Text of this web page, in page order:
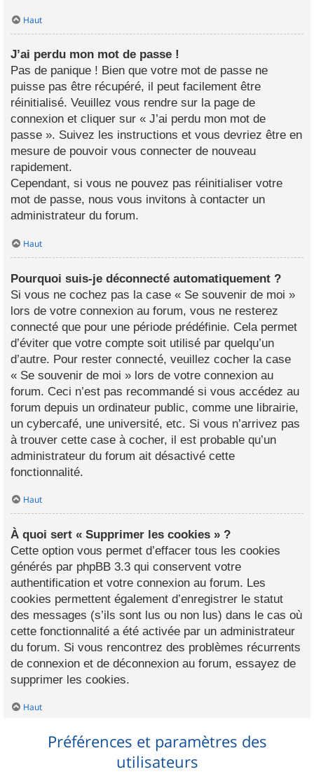
Haut
J’ai perdu mon mot de passe !
Pas de panique ! Bien que votre mot de passe ne
puisse pas être récupéré, il peut facilement être
réinitialisé. Veuillez vous rendre sur la page de
connexion et cliquer sur « J’ai perdu mon mot de
passe ». Suivez les instructions et vous devriez être en
mesure de pouvoir vous connecter de nouveau
rapidement.
Cependant, si vous ne pouvez pas réinitialiser votre
mot de passe, nous vous invitons à contacter un
administrateur du forum.
Haut
Pourquoi suis-je déconnecté automatiquement ?
Si vous ne cochez pas la case « Se souvenir de moi »
lors de votre connexion au forum, vous ne resterez
connecté que pour une période prédéfinie. Cela permet
d’éviter que votre compte soit utilisé par quelqu’un
d’autre. Pour rester connecté, veuillez cocher la case
« Se souvenir de moi » lors de votre connexion au
forum. Ceci n’est pas recommandé si vous accédez au
forum depuis un ordinateur public, comme une librairie,
un cybercafé, une université, etc. Si vous n’arrivez pas
à trouver cette case à cocher, il est probable qu’un
administrateur du forum ait désactivé cette
fonctionnalité.
Haut
À quoi sert « Supprimer les cookies » ?
Cette option vous permet d’effacer tous les cookies
générés par phpBB 3.3 qui conservent votre
authentification et votre connexion au forum. Les
cookies permettent également d’enregistrer le statut
des messages (s’ils sont lus ou non lus) dans le cas où
cette fonctionnalité a été activée par un administrateur
du forum. Si vous rencontrez des problèmes récurrents
de connexion et de déconnexion au forum, essayez de
supprimer les cookies.
Haut
Préférences et paramètres des
utilisateurs